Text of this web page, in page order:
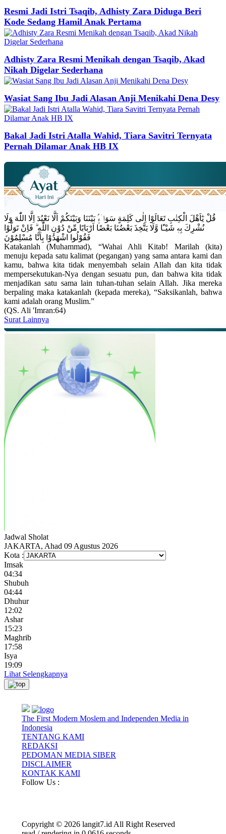
Resmi Jadi Istri Tsaqib, Adhisty Zara Diduga Beri
Kode Sedang Hamil Anak Pertama
Adhisty Zara Resmi Menikah dengan Tsaqib, Akad
Nikah Digelar Sederhana
Wasiat Sang Ibu Jadi Alasan Anji Menikahi Dena Desy
Bakal Jadi Istri Atalla Wahid, Tiara Savitri Ternyata
Pernah Dilamar Anak HB IX
قُلْ يٰٓاَهْلَ الْكِتٰبِ تَعَالَوْا اِلٰى كَلِمَةٍ سَوَاۤءٍۢ بَيْنَنَا وَبَيْنَكُمْ اَلَّا نَعْبُدَ اِلَّا اللّٰهَ وَلَا
نُشْرِكَ بِهٖ شَيْـًٔا وَّلَا يَتَّخِذَ بَعْضُنَا بَعْضًا اَرْبَابًا مِّنْ دُوْنِ اللّٰهِ ۗ فَاِنْ تَوَلَّوْا
فَقُوْلُوا اشْهَدُوْا بِاَنَّا مُسْلِمُوْنَ
Katakanlah (Muhammad), “Wahai Ahli Kitab! Marilah (kita)
menuju kepada satu kalimat (pegangan) yang sama antara kami dan
kamu, bahwa kita tidak menyembah selain Allah dan kita tidak
mempersekutukan-Nya dengan sesuatu pun, dan bahwa kita tidak
menjadikan satu sama lain tuhan-tuhan selain Allah. Jika mereka
berpaling maka katakanlah (kepada mereka), “Saksikanlah, bahwa
kami adalah orang Muslim.”
(QS. Ali 'Imran:64)
Surat Lainnya
Jadwal Sholat
JAKARTA, Ahad 09 Agustus 2026
Kota :
Imsak
04:34
Shubuh
04:44
Dhuhur
12:02
Ashar
15:23
Maghrib
17:58
Isya
19:09
Lihat Selengkapnya
The First Modern Moslem and Independen Media in
Indonesia
TENTANG KAMI
REDAKSI
PEDOMAN MEDIA SIBER
DISCLAIMER
KONTAK KAMI
Follow Us :
Copyright © 2026 langit7.id All Right Reserved